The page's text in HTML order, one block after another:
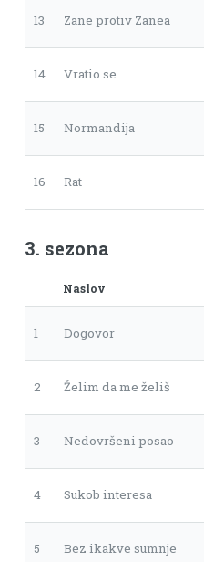
13 Zane protiv Zanea
14 Vratio se
15 Normandija
16 Rat
3. sezona
Naslov
1 Dogovor
2 Želim da me želiš
3 Nedovršeni posao
4 Sukob interesa
5 Bez ikakve sumnje